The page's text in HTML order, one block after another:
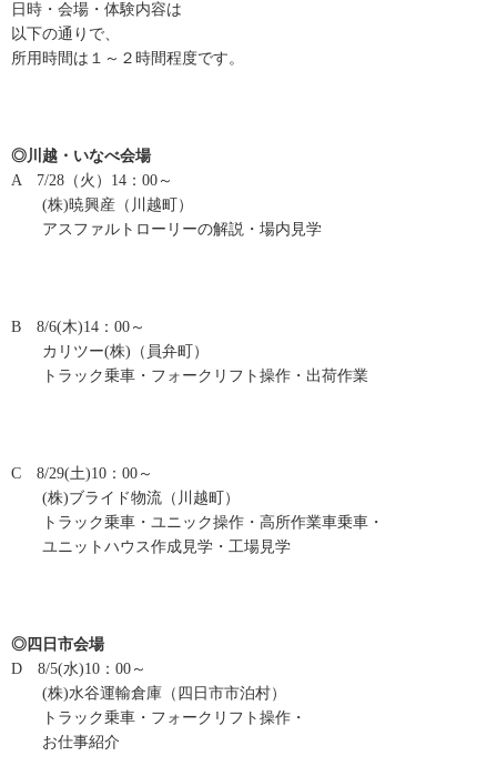
日時・会場・体験内容は
以下の通りで、
所用時間は１～２時間程度です。
◎川越・いなべ会場
A 7/28（火）14：00～
(株)暁興産（川越町）
アスファルトローリーの解説・場内見学
B 8/6(木)14：00～
カリツー(株)（員弁町）
トラック乗車・フォークリフト操作・出荷作業
C 8/29(土)10：00～
(株)ブライド物流（川越町）
トラック乗車・ユニック操作・高所作業車乗車・
ユニットハウス作成見学・工場見学
◎四日市会場
D 8/5(水)10：00～
(株)水谷運輸倉庫（四日市市泊村）
トラック乗車・フォークリフト操作・
お仕事紹介